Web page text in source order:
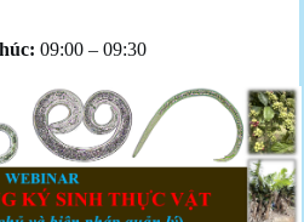
09:00 – 09:30